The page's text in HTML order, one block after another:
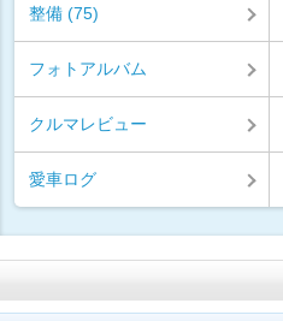
整備 (75)
フォトアルバム
クルマレビュー
愛車ログ